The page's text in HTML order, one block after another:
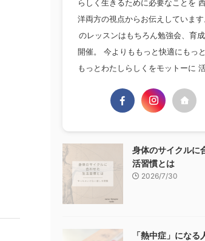
らしく生きるために必要なことを
洋両方の視点からお伝えしています
のレッスンはもちろん勉強会、育
開催。 今よりももっと快適にもっ
もっとわたしらしくをモットーに 活
身体のサイクルに
活習慣とは
2026/7/30
「熱中症」になる